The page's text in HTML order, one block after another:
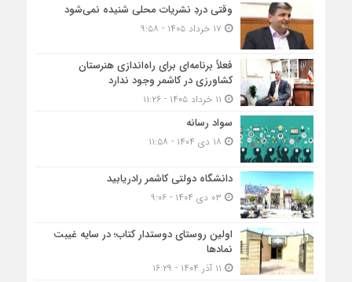
وقتی دردِ نشریات محلی شنیده نمی‌شود
فعلاً برنامه‌ای برای راه‌اندازی هنرستان
کشاورزی در کاشمر وجود ندارد
سواد رسانه
دانشگاه دولتی کاشمر‌ رادریابید
اولین روستای دوستدار کتاب؛ در سایه غیبت
نمادها